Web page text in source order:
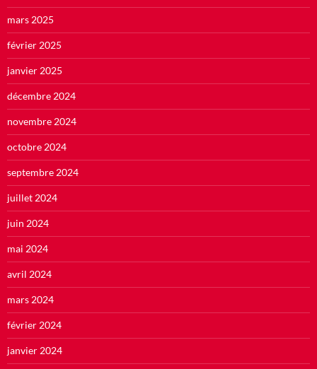
mars 2025
février 2025
janvier 2025
décembre 2024
novembre 2024
octobre 2024
septembre 2024
juillet 2024
juin 2024
mai 2024
avril 2024
mars 2024
février 2024
janvier 2024